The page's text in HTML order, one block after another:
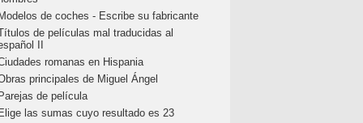
de coches - Escribe su fabricante
de películas mal traducidas al
II
romanas en Hispania
principales de Miguel Ángel
de película
las sumas cuyo resultado es 23